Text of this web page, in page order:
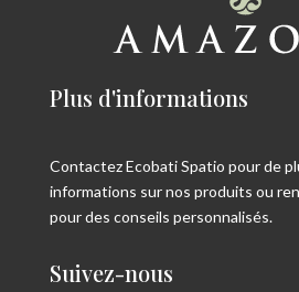
Plus d'informations
Contactez Ecobati Spatio pour de
informations sur nos produits ou
pour des conseils personnalisés.
Suivez-nous